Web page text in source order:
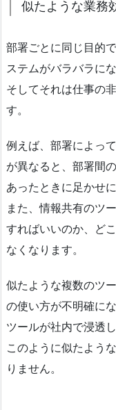
似たような業務
部署ごとに同じ目的
ステムがバラバラに
そしてそれは仕事の
す。
例えば、部署によっ
が異なると、部署間
あったときに足かせ
また、情報共有のツ
すればいいのか、ど
なくなります。
似たような複数のツ
の使い方が不明確に
ツールが社内で浸透
このように似たよう
りません。